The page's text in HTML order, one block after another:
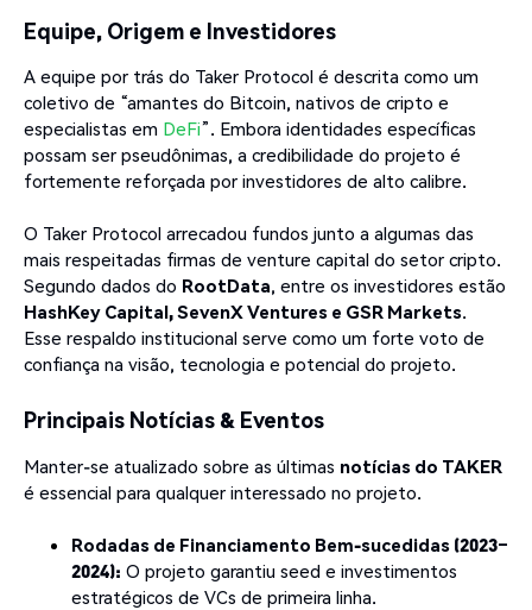
Equipe, Origem e Investidores
A equipe por trás do Taker Protocol é descrita como um
coletivo de “amantes do Bitcoin, nativos de cripto e
especialistas em DeFi”. Embora identidades específicas
possam ser pseudônimas, a credibilidade do projeto é
fortemente reforçada por investidores de alto calibre.
O Taker Protocol arrecadou fundos junto a algumas das
mais respeitadas firmas de venture capital do setor cripto.
Segundo dados do RootData, entre os investidores estão
HashKey Capital, SevenX Ventures e GSR Markets.
Esse respaldo institucional serve como um forte voto de
confiança na visão, tecnologia e potencial do projeto.
Principais Notícias & Eventos
Manter-se atualizado sobre as últimas notícias do TAKER
é essencial para qualquer interessado no projeto.
Rodadas de Financiamento Bem-sucedidas (2023–
2024): O projeto garantiu seed e investimentos
estratégicos de VCs de primeira linha.